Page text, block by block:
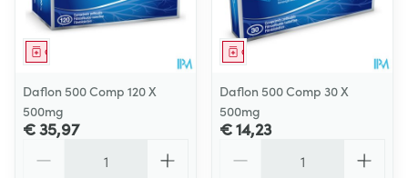
Geneesmiddel
Daflon 500 Comp 120 X
500mg
€ 35,97
Geneesmiddel
Daflon 500 Comp 30 X
500mg
€ 14,23